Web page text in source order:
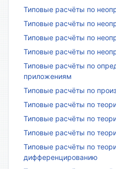
Типовые расчёты по
Типовые расчёты по
Типовые расчёты по
Типовые расчёты по
Типовые расчёты по
приложениям
Типовые расчёты по
Типовые расчёты по
Типовые расчёты по
Типовые расчёты по
Типовые расчёты по
дифференцированию